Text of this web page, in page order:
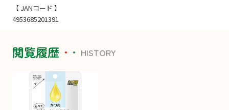
【 JANコード 】
4953685201391
閲覧履歴 HISTORY